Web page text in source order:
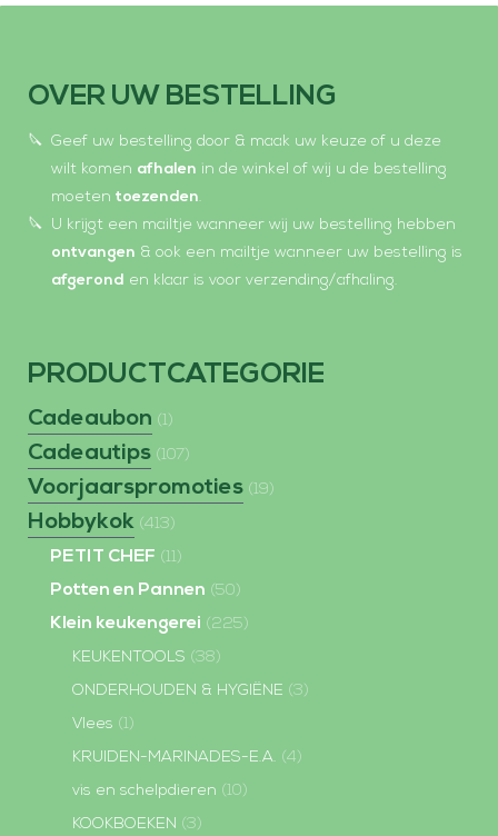
OVER UW BESTELLING
Geef uw bestelling door & maak uw keuze of u deze
wilt komen afhalen in de winkel of wij u de bestelling
moeten toezenden.
U krijgt een mailtje wanneer wij uw bestelling hebben
ontvangen & ook een mailtje wanneer uw bestelling is
afgerond en klaar is voor verzending/afhaling.
PRODUCTCATEGORIE
Cadeaubon (1)
Cadeautips (107)
Voorjaarspromoties (19)
Hobbykok (413)
PETIT CHEF (11)
Potten en Pannen (50)
Klein keukengerei (225)
KEUKENTOOLS (38)
ONDERHOUDEN & HYGIËNE (3)
Vlees (1)
KRUIDEN-MARINADES-E.A. (4)
vis en schelpdieren (10)
KOOKBOEKEN (3)